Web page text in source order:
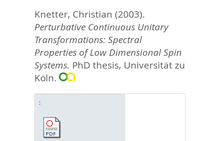
hier:
Knetter, Christian (2003).
Perturbative Continuous Unitary
Transformations: Spectral
Properties of Low Dimensional Spin
Systems. PhD thesis, Universität zu
Köln.